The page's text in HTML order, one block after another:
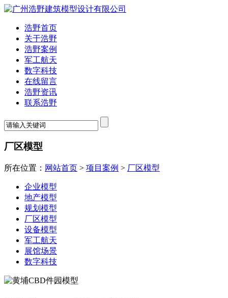
浩野首页
关于浩野
浩野案例
军工航天
数字科技
在线留言
浩野资讯
联系浩野
厂区模型
所在位置： 网站首页 > 项目案例 > 厂区模型
企业模型
地产模型
规划模型
厂区模型
设备模型
军工航天
展馆场景
数字科技